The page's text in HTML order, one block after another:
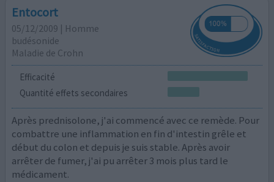
Entocort
05/12/2009 | Homme
budésonide
Maladie de Crohn
Efficacité
Quantité effets secondaires
Après prednisolone, j'ai commencé avec ce remède. Pour
combattre une inflammation en fin d'intestin grêle et
début du colon et depuis je suis stable. Après avoir
arrêter de fumer, j'ai pu arrêter 3 mois plus tard le
médicament.